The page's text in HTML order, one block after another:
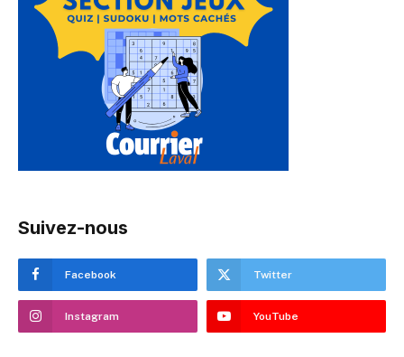
Suivez-nous
Facebook Twitter
Instagram YouTube